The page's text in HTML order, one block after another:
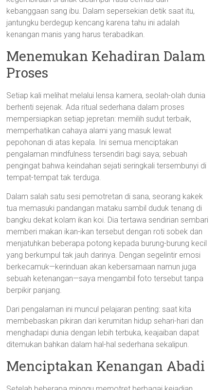
kebanggaan sang ibu. Dalam sepersekian detik saat itu,
jantungku berdegup kencang karena tahu ini adalah
kenangan manis yang harus terabadikan.
Menemukan Kehadiran Dalam
Proses
Setiap kali melihat melalui lensa kamera, seolah-olah dunia
berhenti sejenak. Ada ritual sederhana dalam proses
mempersiapkan setiap jepretan: memilih sudut terbaik,
memperhatikan cahaya alami yang masuk lewat
pepohonan di atas kepala. Ini semua menciptakan
pengalaman mindfulness tersendiri bagi saya; sebuah
pengingat bahwa keindahan sejati seringkali tersembunyi di
tempat-tempat tak terduga.
Dalam salah satu sesi pemotretan di sana, seorang kakek
tua memasuki pandangan mataku sambil duduk tenang di
bangku dekat kolam ikan koi. Dia tertawa sendirian sembari
memberi makan ikan-ikan tersebut dengan roti sobek dan
menjatuhkan beberapa potong kepada burung-burung kecil
yang berkumpul tak jauh darinya. Dengan segelintir emosi
berkecamuk—kerinduan akan kebersamaan namun juga
sebuah ketenangan—saya mengambil foto tersebut tanpa
berpikir panjang.
Dari pengalaman ini muncul pelajaran penting: saat kita
membebaskan pikiran dari kerumitan hidup sehari-hari dan
menghadapi dunia dengan lebih terbuka, keajaiban dapat
ditemukan bahkan dalam hal-hal sederhana sekalipun.
Menciptakan Kenangan Abadi